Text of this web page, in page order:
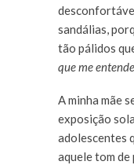
sandálias,
tão pálidos
que me
A minha mãe
exposição
adolescentes
aquele tom de